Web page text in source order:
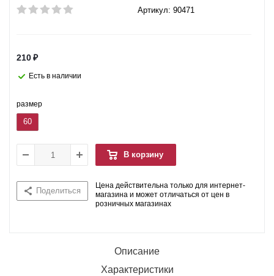
Артикул: 90471
210₽
Есть в наличии
размер
60
В корзину
Поделиться
Цена действительна только для интернет-
магазина и может отличаться от цен в
розничных магазинах
Описание
Характеристики